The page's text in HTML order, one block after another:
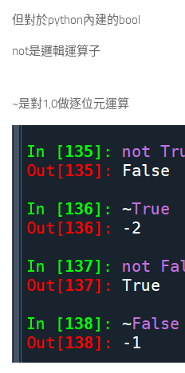
但對於python內建的bool
not是邏輯運算子
~是對1,0做逐位元運算